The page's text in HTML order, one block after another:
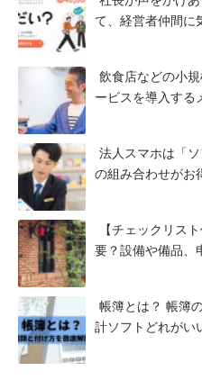
て、経営者仲間に
飲食店などの小
ービスを導入する
法人スマホは「
の組み合わせがお
【チェックリス
要？設備や備品、
帳簿とは？ 帳簿
計ソフトどれがい